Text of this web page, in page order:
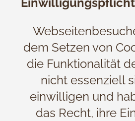
dem Setzen von
die Funktionalität
nicht essenziell
einwilligen und
das Recht, ihre